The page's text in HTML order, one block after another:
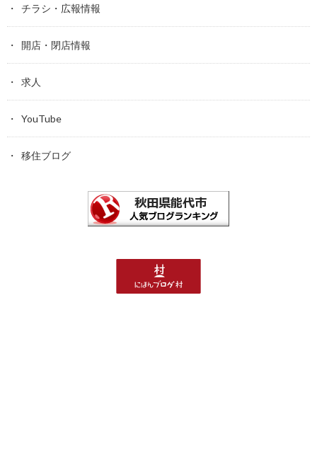
チラシ・広報情報
開店・閉店情報
求人
YouTube
移住ブログ